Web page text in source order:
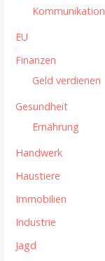
Kommunikation
EU
Finanzen
Geld verdienen
Gesundheit
Ernährung
Handwerk
Haustiere
Immobilien
Industrie
Jagd